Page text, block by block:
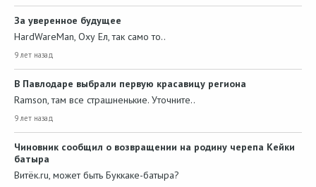
За уверенное будущее
HardWareMan, Оху Ел, так само то..
9 лет назад
В Павлодаре выбрали первую красавицу региона
Ramson, там все страшненькие. Уточните..
9 лет назад
Чиновник сообщил о возвращении на родину черепа Кейки
батыра
Витёк.ru, может быть Буккаке-батыра?